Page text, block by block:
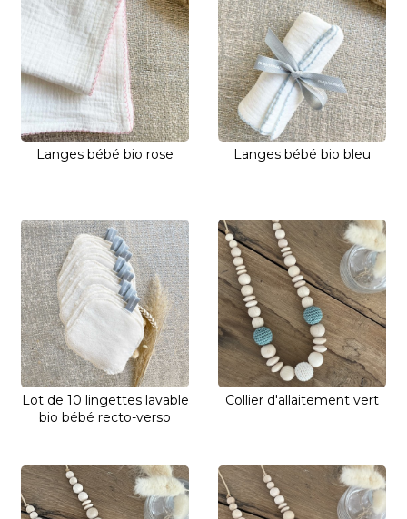
Langes bébé bio rose Langes bébé bio bleu
Lot de 10 lingettes lavable
bio bébé recto-verso
Collier d'allaitement vert